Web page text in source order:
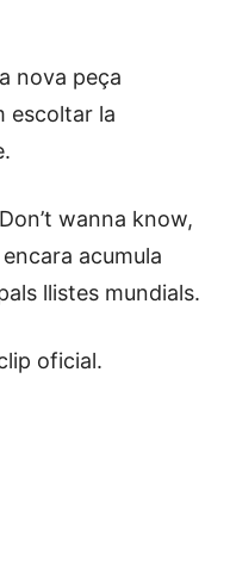
nova peça
escoltar la
wanna know,
acumula
llistes mundials.
oficial.